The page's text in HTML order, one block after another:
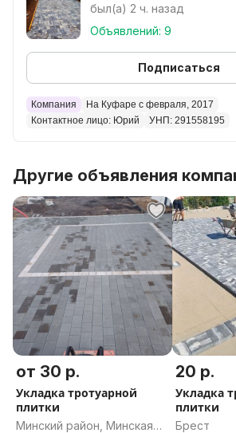
был(а) 2 ч. назад
Объявлений: 9
Подписаться
Компания
На Куфаре с февраля, 2017
Контактное лицо: Юрий
УНП: 291558195
Другие объявления
от 30 р.
Укладка тротуарной
плитки
Минский район, Минская
20 р.
Укладка
плитки
Брест